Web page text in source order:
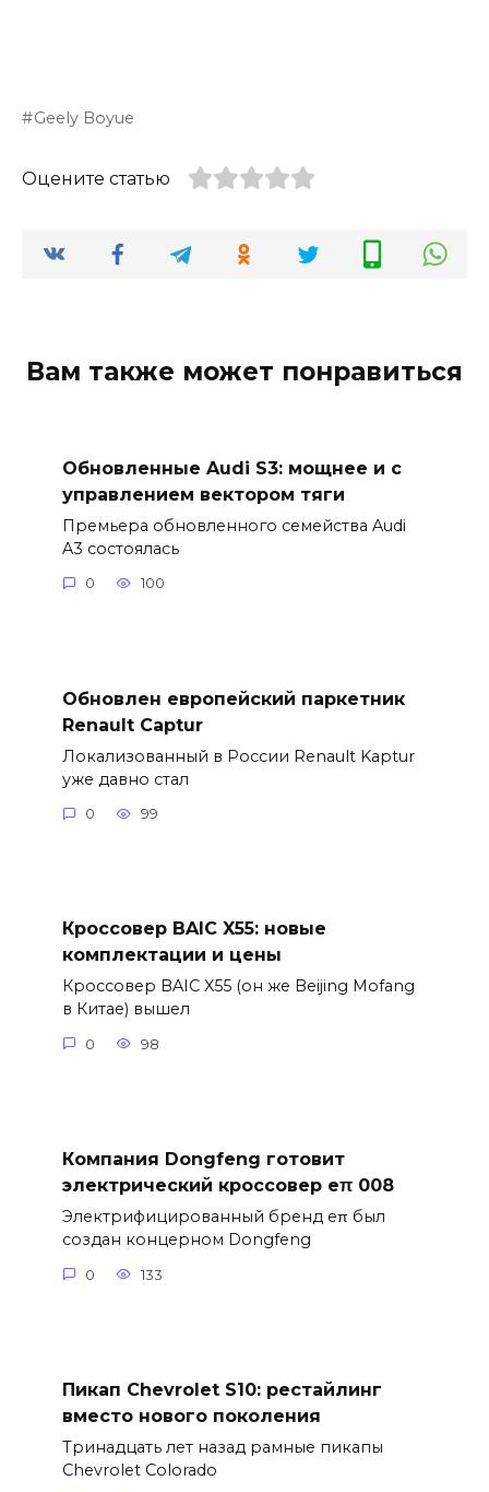
Geely Boyue
Оцените статью
Вам также может понравиться
Обновленные Audi S3: мощнее и с
управлением вектором тяги
Премьера обновленного семейства Audi
A3 состоялась
0 100
Обновлен европейский паркетник
Renault Captur
Локализованный в России Renault Kaptur
уже давно стал
0 99
Кроссовер BAIC X55: новые
комплектации и цены
Кроссовер BAIC X55 (он же Beijing Mofang
в Китае) вышел
0 98
Компания Dongfeng готовит
электрический кроссовер eπ 008
Электрифицированный бренд eπ был
создан концерном Dongfeng
0 133
Пикап Chevrolet S10: рестайлинг
вместо нового поколения
Тринадцать лет назад рамные пикапы
Chevrolet Colorado